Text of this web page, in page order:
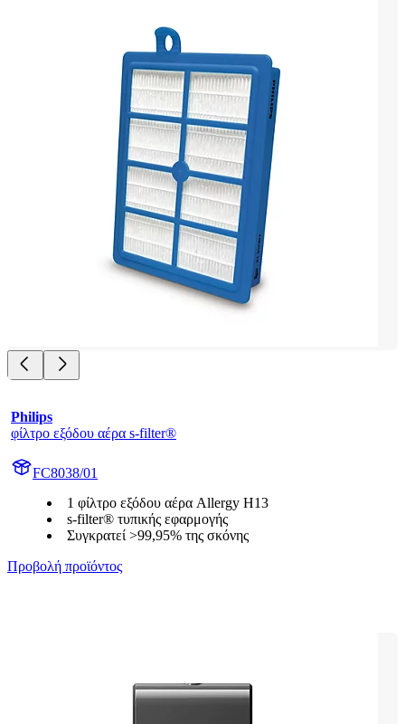
Philips
φίλτρο εξόδου αέρα s-filter®
FC8038/01
1 φίλτρο εξόδου αέρα Allergy H13
s-filter® τυπικής εφαρμογής
Συγκρατεί >99,95% της σκόνης
Προβολή προϊόντος